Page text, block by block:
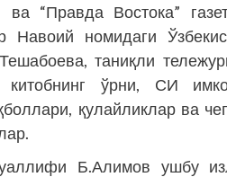
ва “Правда Востока”
Навоий номидаги
таниқли
ўрни, СИ
қулайликлар ва
Б.Алимов ушбу